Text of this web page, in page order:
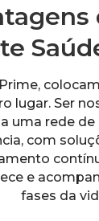
lugar. Ser
uma rede
com
e
fases da